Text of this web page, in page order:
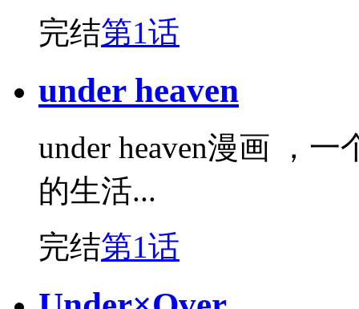
完结第1话
under heaven
under heaven漫画 ，
的生活...
完结第1话